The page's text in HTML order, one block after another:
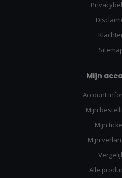
Mijn
Account
Mijn
Mijn
Mijn
Alle